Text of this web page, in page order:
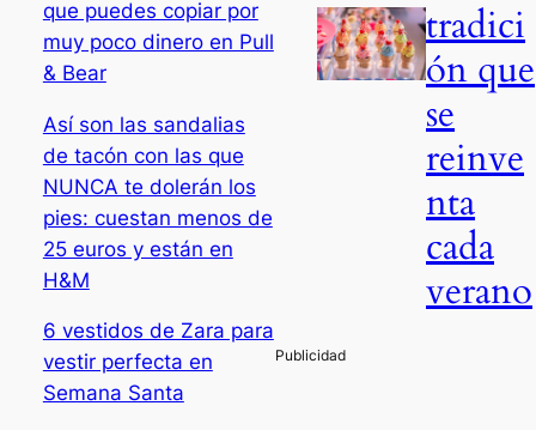
que puedes copiar por
muy poco dinero en Pull
& Bear
Así son las sandalias
de tacón con las que
NUNCA te dolerán los
pies: cuestan menos de
25 euros y están en
H&M
6 vestidos de Zara para
vestir perfecta en
Semana Santa
tradici
ón que
se
reinve
nta
cada
verano